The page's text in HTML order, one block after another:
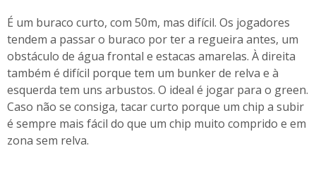
É um buraco curto, com 50m, mas difícil. Os jogadores
tendem a passar o buraco por ter a regueira antes, um
obstáculo de água frontal e estacas amarelas. À direita
também é difícil porque tem um bunker de relva e à
esquerda tem uns arbustos. O ideal é jogar para o green.
Caso não se consiga, tacar curto porque um chip a subir
é sempre mais fácil do que um chip muito comprido e em
zona sem relva.